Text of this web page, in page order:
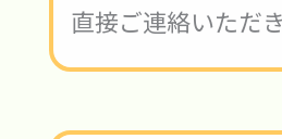
直接ご連絡いただ